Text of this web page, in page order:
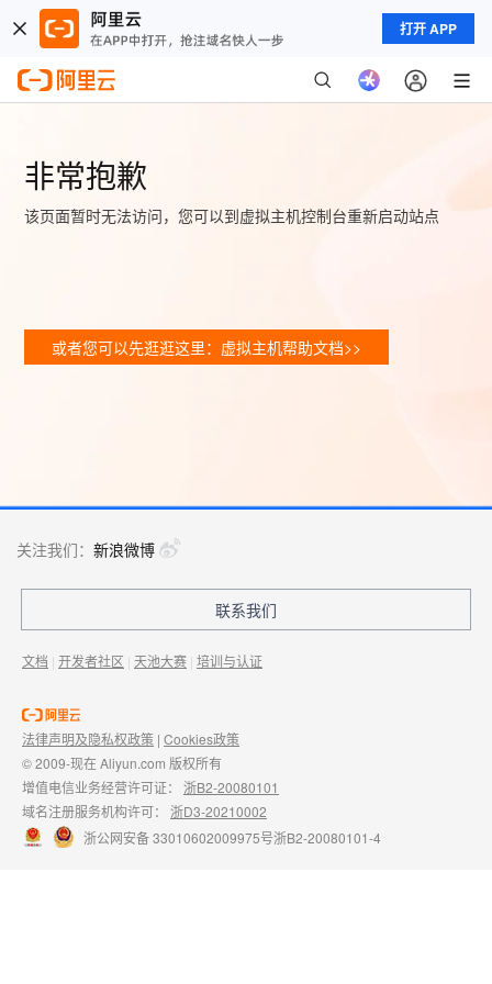
打开 APP
非常抱歉
该页面暂时无法访问，您可以到虚拟主机控制台重新启动站点
或者您可以先逛逛这里：虚拟主机帮助文档>>